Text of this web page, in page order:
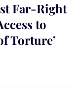
Far-Right
to
Torture’